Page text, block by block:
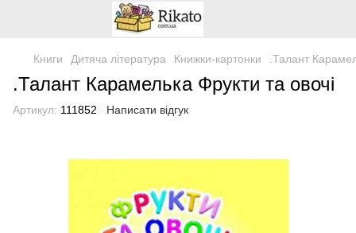
Книги Дитяча література Книжки-картонки .Талант
.Талант Карамелька Фрукти та овочі
Артикул: 111852 Написати відгук